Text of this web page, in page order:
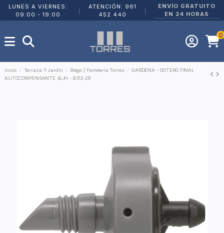
LUNES A VIERNES:
09:00 - 19:00
ATENCIÓN: 961
452 440
ENVÍO GRATUITO
EN 24 HORAS
0
Inicio Terraza Y Jardín Riego | Ferretería Torres
GARDENA - GOTERO FINAL
AUTOCOMPENSANTE 4L/H - 8312-29